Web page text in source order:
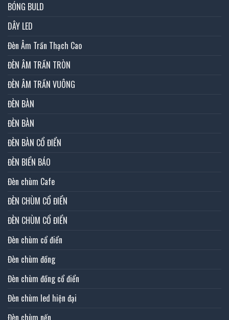
BÓNG BULD
DÂY LED
Đèn Âm Trần Thạch Cao
ĐÈN ÂM TRẦN TRÒN
ĐÈN ÂM TRẦN VUÔNG
ĐÈN BÀN
ĐÈN BÀN
ĐÈN BÀN CỔ ĐIỂN
ĐÈN BIỂN BÁO
Đèn chùm Cafe
ĐÈN CHÙM CỔ ĐIỂN
ĐÈN CHÙM CỔ ĐIỂN
Đèn chùm cổ điển
Đèn chùm đồng
Đèn chùm đồng cổ điển
Đèn chùm led hiện đại